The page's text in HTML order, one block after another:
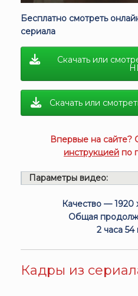
Бесплатно смотреть
сериала
Скачать или
Скачать или
Впервые на сайте?
инструкцией по
Параметры видео:
Качество — 1920
Общая
2 часа
Кадры из